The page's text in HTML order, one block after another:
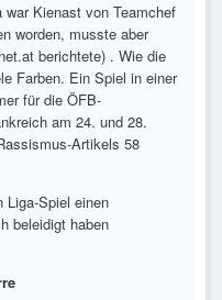
Kienast von Teamchef
worden, musste aber
berichtete) . Wie die
Farben. Ein Spiel in einer
für die ÖFB-
am 24. und 28.
Artikels 58
Liga-Spiel einen
beleidigt haben